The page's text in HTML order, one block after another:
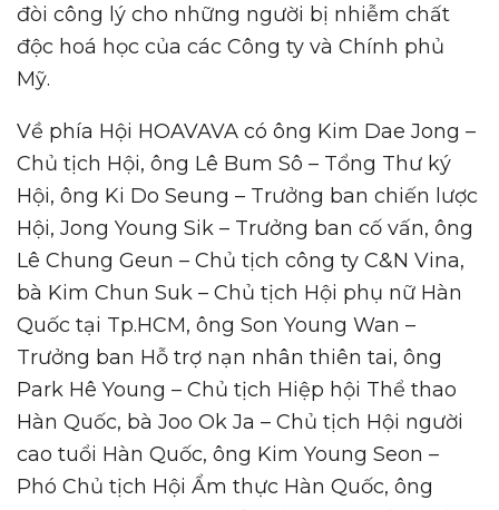
đòi công lý cho những người bị nhiễm chất
độc hoá học của các Công ty và Chính phủ
Mỹ.
Về phía Hội HOAVAVA có ông Kim Dae Jong –
Chủ tịch Hội, ông Lê Bum Sô – Tổng Thư ký
Hội, ông Ki Do Seung – Trưởng ban chiến lược
Hội, Jong Young Sik – Trưởng ban cố vấn, ông
Lê Chung Geun – Chủ tịch công ty C&N Vina,
bà Kim Chun Suk – Chủ tịch Hội phụ nữ Hàn
Quốc tại Tp.HCM, ông Son Young Wan –
Trưởng ban Hỗ trợ nạn nhân thiên tai, ông
Park Hê Young – Chủ tịch Hiệp hội Thể thao
Hàn Quốc, bà Joo Ok Ja – Chủ tịch Hội người
cao tuổi Hàn Quốc, ông Kim Young Seon –
Phó Chủ tịch Hội Ẩm thực Hàn Quốc, ông